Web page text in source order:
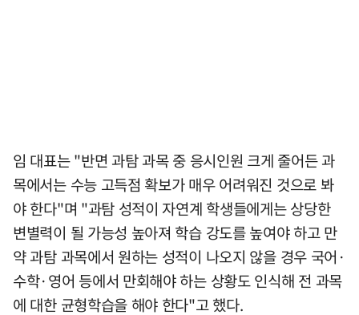
임 대표는 "반면 과탐 과목 중 응시인원 크게 줄어든 과
목에서는 수능 고득점 확보가 매우 어려워진 것으로 봐
야 한다"며 "과탐 성적이 자연계 학생들에게는 상당한
변별력이 될 가능성 높아져 학습 강도를 높여야 하고 만
약 과탐 과목에서 원하는 성적이 나오지 않을 경우 국어·
수학·영어 등에서 만회해야 하는 상황도 인식해 전 과목
에 대한 균형학습을 해야 한다"고 했다.